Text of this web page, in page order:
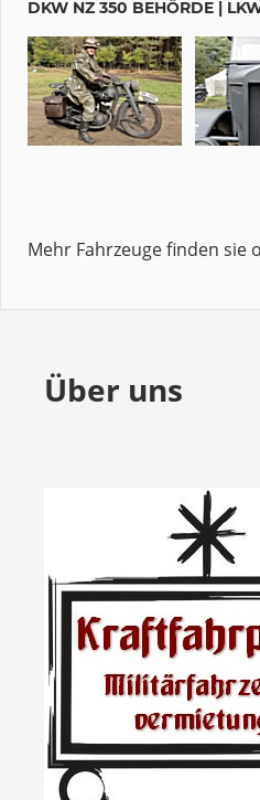
DKW NZ 350 BEHÖRDE |
Mehr Fahrzeuge finden sie
Über uns